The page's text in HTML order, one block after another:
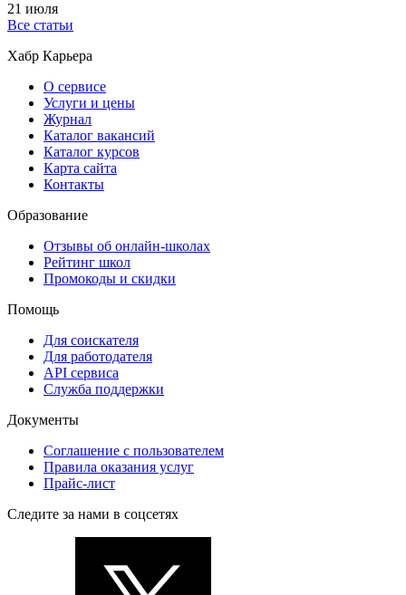
21 июля
Все статьи
Хабр Карьера
О сервисе
Услуги и цены
Журнал
Каталог вакансий
Каталог курсов
Карта сайта
Контакты
Образование
Отзывы об онлайн-школах
Рейтинг школ
Промокоды и скидки
Помощь
Для соискателя
Для работодателя
API сервиса
Служба поддержки
Документы
Соглашение с пользователем
Правила оказания услуг
Прайс-лист
Следите за нами в соцсетях